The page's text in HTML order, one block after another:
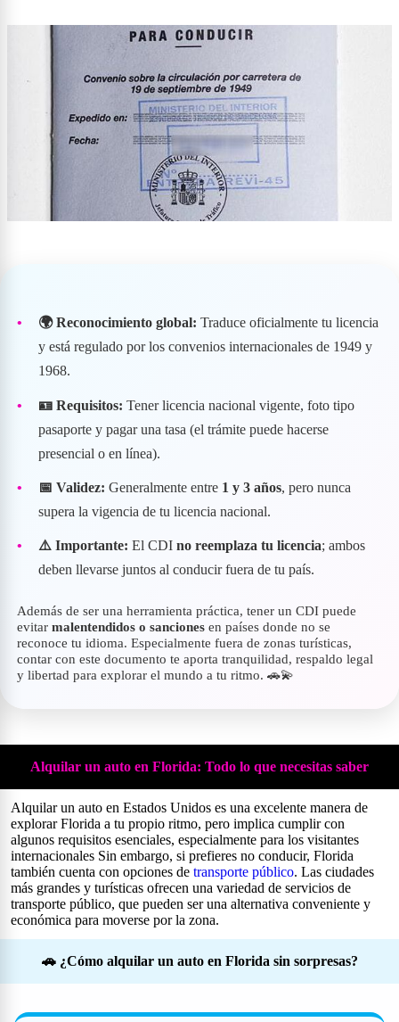
🌍 Reconocimiento global: Traduce oficialmente tu licencia
y está regulado por los convenios internacionales de 1949 y
1968.
🪪 Requisitos: Tener licencia nacional vigente, foto tipo
pasaporte y pagar una tasa (el trámite puede hacerse
presencial o en línea).
📅 Validez: Generalmente entre 1 y 3 años, pero nunca
supera la vigencia de tu licencia nacional.
⚠️ Importante: El CDIno reemplaza tu licencia; ambos
deben llevarse juntos al conducir fuera de tu país.
Además de ser una herramienta práctica, tener un CDI puede
evitarmalentendidos o sanciones en países donde no se
reconoce tu idioma. Especialmente fuera de zonas turísticas,
contar con este documento te aporta tranquilidad, respaldo legal
y libertad para explorar el mundo a tu ritmo. 🚗💫
Alquilar un auto en Florida: Todo lo que necesitas saber
Alquilar un auto en Estados Unidos es una excelente manera de
explorar Florida a tu propio ritmo, pero implica cumplir con
algunos requisitos esenciales, especialmente para los visitantes
internacionales Sin embargo, si prefieres no conducir, Florida
también cuenta con opciones de transporte público. Las ciudades
más grandes y turísticas ofrecen una variedad de servicios de
transporte público, que pueden ser una alternativa conveniente y
económica para moverse por la zona.
🚗 ¿Cómo alquilar un auto en Florida sin sorpresas?